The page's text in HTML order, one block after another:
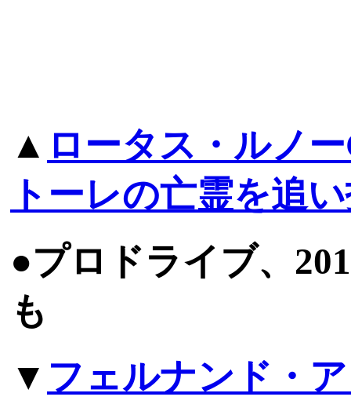
▲ ロータス・ルノ
トーレの亡霊を追
●プロドライブ、
も
▼ フェルナンド・